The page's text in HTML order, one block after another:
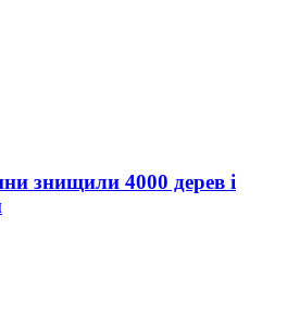
знищили 4000 дерев і